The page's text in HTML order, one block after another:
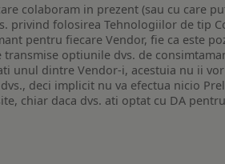
colaboram in prezent (sau cu care
folosirea Tehnologiilor de tip
pentru fiecare Vendor, fie ca este
optiunile dvs. de
unul dintre Vendor-i, acestuia nu ii
deci implicit nu va efectua nicio
chiar daca dvs. ati optat cu DA